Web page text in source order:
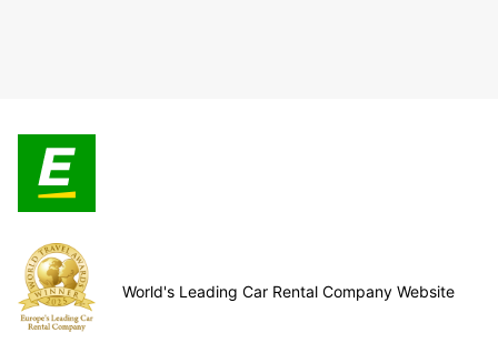
World's Leading Car Rental Company Website